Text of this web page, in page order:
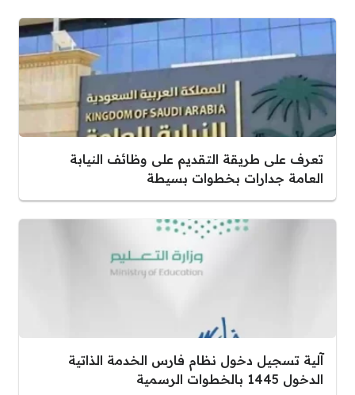
تعرف على طريقة التقديم على وظائف النيابة
العامة جدارات بخطوات بسيطة
آلية تسجيل دخول نظام فارس الخدمة الذاتية
الدخول 1445 بالخطوات الرسمية